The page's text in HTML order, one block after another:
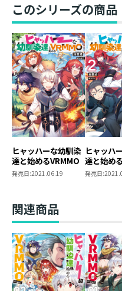
視界も最悪のなか襲いく
る毒液。
極太の尾で激しく吹っ飛
得意の攻撃まで全て無効
過去最大難度のクエスト
と思われたが、
彼は何故か最高潮の笑
(やっと、やりたい放題
戦神官の自由気ままな無
著者について
●地雷酒
来てるか不安になる今日
だってあいつらこっちが
げるんだもの。
P.S.
リーシャ……。
ついに表紙に入れてよ
このシリーズの商品
ヒャッハーな幼馴染
達と始めるVRMMO
発売日:2021.06.19
ヒャッハ
達と始め
発売日:
関連商品